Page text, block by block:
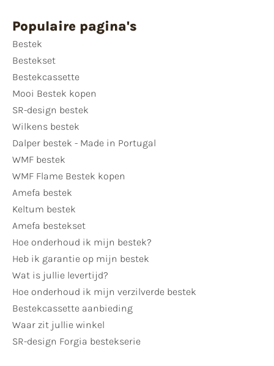
Populaire pagina's
Bestek
Bestekset
Bestekcassette
Mooi Bestek kopen
SR-design bestek
Wilkens bestek
Dalper bestek - Made in Portugal
WMF bestek
WMF Flame Bestek kopen
Amefa bestek
Keltum bestek
Amefa bestekset
Hoe onderhoud ik mijn bestek?
Heb ik garantie op mijn bestek
Wat is jullie levertijd?
Hoe onderhoud ik mijn verzilverde bestek
Bestekcassette aanbieding
Waar zit jullie winkel
SR-design Forgia bestekserie